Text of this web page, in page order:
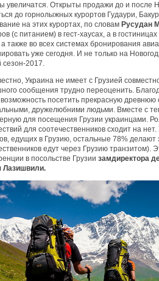
увеличатся. Открыты продажи до и после
до горнолыжных курортов Гудаури,
на этих курортах, по словам Русудан
(с питанием) в гест-хаусах, а в
а также во всех системах бронирования
уже сегодня. И не только на
сезон-2017.
Украина не имеет с Грузией
сообщения трудно переоценить.
посетить прекрасную
дружелюбними людьми. Вместе с
для посещения Грузии украинцами.
для соотечественников сходит на
едущих в Грузию, остальные 78%
едут через Грузию
в посольстве Грузии замдиректора